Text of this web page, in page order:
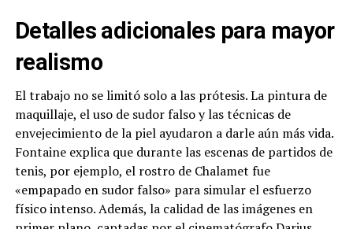
Detalles adicionales para mayor
realismo
El trabajo no se limitó solo a las prótesis. La pintura de
maquillaje, el uso de sudor falso y las técnicas de
envejecimiento de la piel ayudaron a darle aún más vida.
Fontaine explica que durante las escenas de partidos de
tenis, por ejemplo, el rostro de Chalamet fue
«empapado en sudor falso» para simular el esfuerzo
físico intenso. Además, la calidad de las imágenes en